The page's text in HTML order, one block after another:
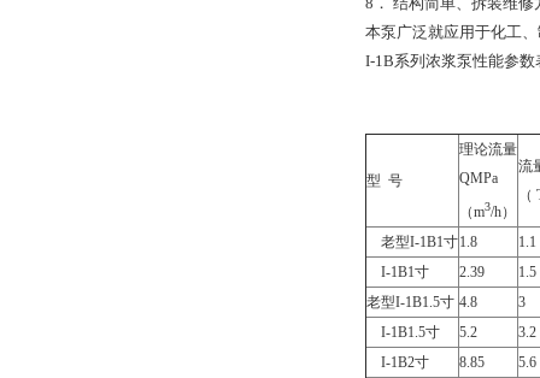
本泵广泛就应用于化工
I-1B系列浓浆泵性能参数
型 号
理论流量
QMPa
（m3/h）
流
老型I-1B1寸1.8
1.1
I-1B1寸
2.39
1.5
老型I-1B1.5寸 4.8
3
I-1B1.5寸
5.2
3.2
I-1B2寸
8.85
5.6